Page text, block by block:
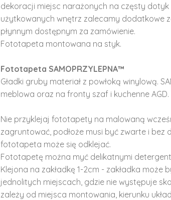
dekoracji miejsc narażonych na częsty
użytkowanych wnętrz zalecamy dodatkowe
płynnym dostępnym za zamówienie.
Fototapeta montowana na styk.
Fototapeta SAMOPRZYLEPNA™
Gładki gruby materiał z powłoką winylową.
meblowa oraz na fronty szaf i kuchenne
Nie przyklejaj fototapety na malowaną
zagruntować, podłoże musi być zwarte i bez
fototapeta może się odklejać.
Fototapetę można myć delikatnymi
Klejona na zakładkę 1-2cm - zakładka może
jednolitych miejscach, gdzie nie występuje
zależy od miejsca montowania, kierunku